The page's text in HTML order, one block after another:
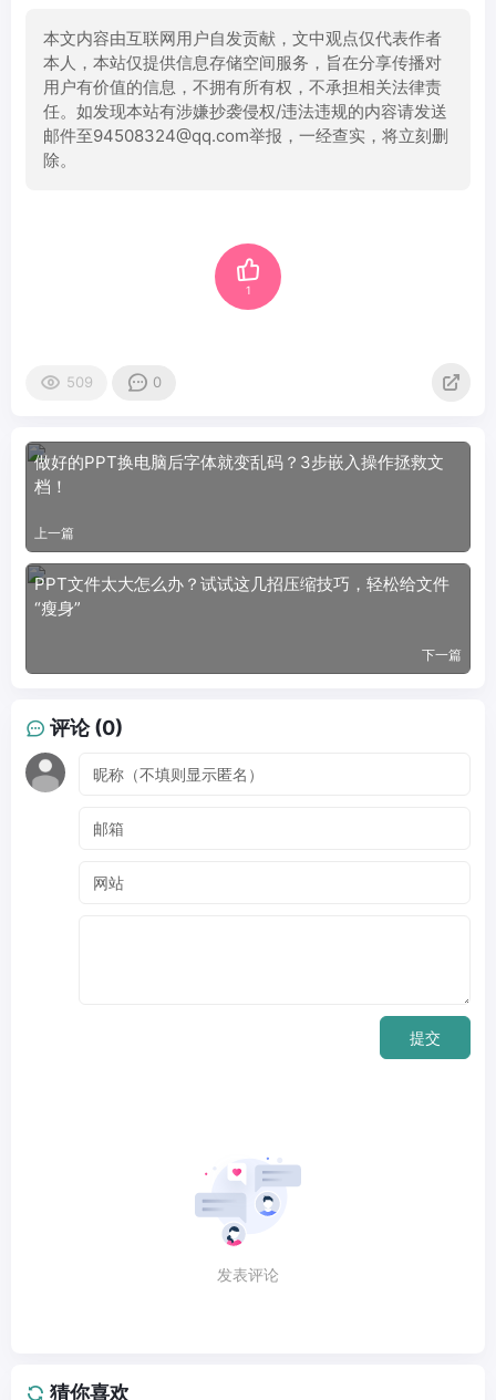
本文内容由互联网用户自发贡献，文中观点仅代表作者
本人，本站仅提供信息存储空间服务，旨在分享传播对
用户有价值的信息，不拥有所有权，不承担相关法律责
任。如发现本站有涉嫌抄袭侵权/违法违规的内容请发送
邮件至94508324@qq.com举报，一经查实，将立刻删
除。
1
509 0
做好的PPT换电脑后字体就变乱码？3步嵌入操作拯救文
档！
上一篇
PPT文件太大怎么办？试试这几招压缩技巧，轻松给文件
“瘦身”
下一篇
评论 (0)
提交
发表评论
猜你喜欢